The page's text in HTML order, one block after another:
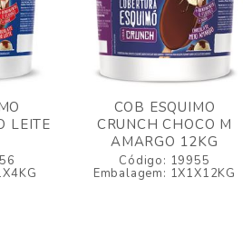
LEITE
COB ESQUIMO
CRUNCH CHOCO M
AMARGO 12KG
Código: 19955
Embalagem: 1X1X12KG